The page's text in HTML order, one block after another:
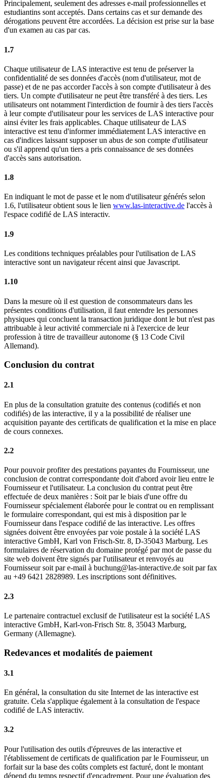
Principalement, seulement des adresses e-mail professionnelles et
estudiantins sont acceptés. Dans certains cas et sur demande des
dérogations peuvent être accordées. La décision est prise sur la base
d'un examen au cas par cas.
1.7
Chaque utilisateur de LAS interactive est tenu de préserver la
confidentialité de ses données d'accès (nom d'utilisateur, mot de
passe) et de ne pas accorder l'accès à son compte d'utilisateur à des
tiers. Un compte d'utilisateur ne peut être transféré à des tiers. Les
utilisateurs ont notamment l'interdiction de fournir à des tiers l'accès
à leur compte d'utilisateur pour les services de LAS interactive pour
ainsi éviter les frais applicables. Chaque utilisateur de LAS
interactive est tenu d'informer immédiatement LAS interactive en
cas d'indices laissant supposer un abus de son compte d'utilisateur
ou s'il apprend qu'un tiers a pris connaissance de ses données
d'accès sans autorisation.
1.8
En indiquant le mot de passe et le nom d'utilisateur générés selon
1.6, l'utilisateur obtient sous le lien www.las-interactive.de l'accès à
l'espace codifié de LAS interactiv.
1.9
Les conditions techniques préalables pour l'utilisation de LAS
interactive sont un navigateur récent ainsi que Javascript.
1.10
Dans la mesure où il est question de consommateurs dans les
présentes conditions d'utilisation, il faut entendre les personnes
physiques qui concluent la transaction juridique dont le but n'est pas
attribuable à leur activité commerciale ni à l'exercice de leur
profession à titre de travailleur autonome (§ 13 Code Civil
Allemand).
Conclusion du contrat
2.1
En plus de la consultation gratuite des contenus (codifiés et non
codifiés) de las interactive, il y a la possibilité de réaliser une
acquisition payante des certificats de qualification et la mise en place
de cours connexes.
2.2
Pour pouvoir profiter des prestations payantes du Fournisseur, une
conclusion de contrat correspondante doit d'abord avoir lieu entre le
Fournisseur et l'utilisateur. La conclusion du contrat peut être
effectuée de deux manières : Soit par le biais d'une offre du
Fournisseur spécialement élaborée pour le contrat ou en remplissant
le formulaire correspondant, qui est mis à disposition par le
Fournisseur dans l'espace codifié de las interactive. Les offres
signées doivent être envoyées par voie postale à la société LAS
interactive GmbH, Karl von Frisch-Str. 8, D-35043 Marburg. Les
formulaires de réservation du domaine protégé par mot de passe du
site web doivent être signés par l'utilisateur et renvoyés au
Fournisseur soit par e-mail à buchung@las-interactive.de soit par fax
au +49 6421 2828989. Les inscriptions sont définitives.
2.3
Le partenaire contractuel exclusif de l'utilisateur est la société LAS
interactive GmbH, Karl-von-Frisch Str. 8, 35043 Marburg,
Germany (Allemagne).
Redevances et modalités de paiement
3.1
En général, la consultation du site Internet de las interactive est
gratuite. Cela s'applique également à la consultation de l'espace
codifié de LAS interactiv.
3.2
Pour l'utilisation des outils d'épreuves de las interactive et
l'établissement de certificats de qualification par le Fournisseur, un
forfait sur la base des coûts complets est facturé, dont le montant
dépend du temps respectif d'encadrement. Pour une évaluation des